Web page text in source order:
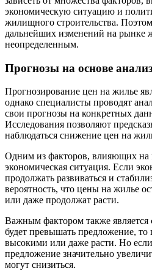
экономическую ситуацию и
жилищного строительства.
дальнейших изменений на рынке
неопределенным.
Прогнозы на основе
Прогнозирование цен на жилье
однако специалисты проводят
свои прогнозы на конкретных
Исследования позволяют
наблюдаться снижение цен на
Одним из факторов, влияющих на
экономическая ситуация. Если
продолжать развиваться и
вероятность, что цены на жилье
или даже продолжат расти.
Важным фактором также является
будет превышать предложение, то
высокими или даже расти. Но
предложение значительно
могут снизиться.